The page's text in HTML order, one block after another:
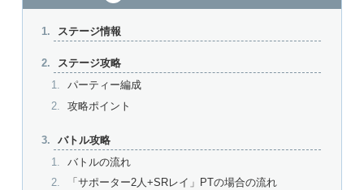
ステージ情報
ステージ攻略
パーティー編成
攻略ポイント
バトル攻略
バトルの流れ
「サポーター2人+SRレイ」PTの場合の流れ